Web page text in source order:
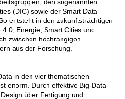
den sogenannten
(DIC) sowie der Smart Data
entsteht in den zukunftsträchtigen
Energie, Smart Cities und
zwischen hochrangigen
aus der Forschung.
in den vier thematischen
enorm. Durch effektive Big-Data-
über Fertigung und